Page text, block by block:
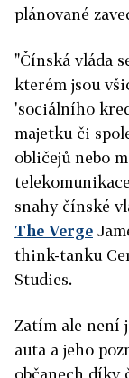
plánované
"Čínská vláda
kterém jsou
'sociálního
majetku či
obličejů nebo
snahy čínské
The Verge
think-tanku
Studies.
Zatím ale není
auta a jeho
občanech díky